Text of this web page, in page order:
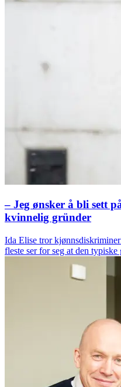
– Jeg ønsker å bli sett
kvinnelig gründer
Ida Elise tror
fleste ser for seg at den typiske